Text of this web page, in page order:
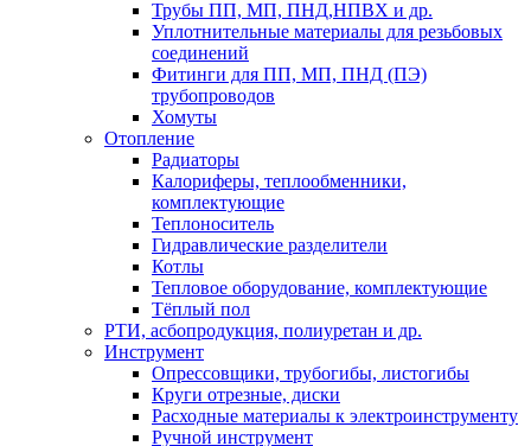
Трубы ПП, МП, ПНД,НПВХ и др.
Уплотнительные материалы для резьбовых
соединений
Фитинги для ПП, МП, ПНД (ПЭ)
трубопроводов
Хомуты
Отопление
Радиаторы
Калориферы, теплообменники,
комплектующие
Теплоноситель
Гидравлические разделители
Котлы
Тепловое оборудование, комплектующие
Тёплый пол
РТИ, асбопродукция, полиуретан и др.
Инструмент
Опрессовщики, трубогибы, листогибы
Круги отрезные, диски
Расходные материалы к электроинструменту
Ручной инструмент